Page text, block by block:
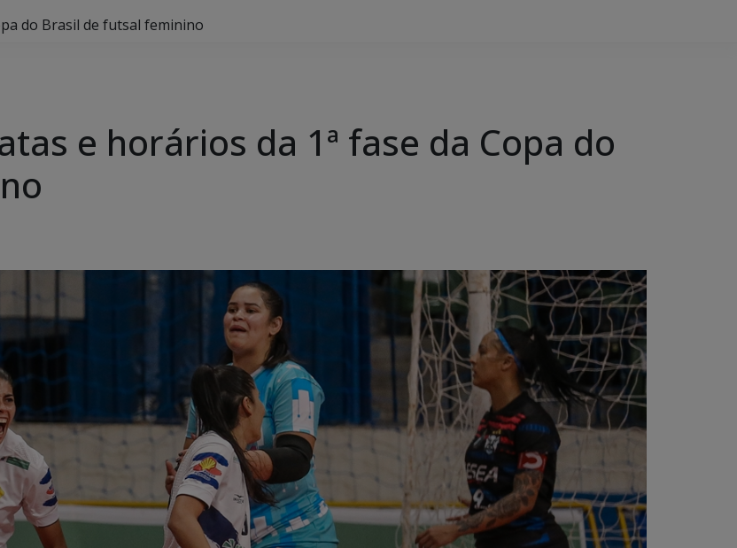
do Brasil de futsal feminino
e horários da 1ª fase da Copa do